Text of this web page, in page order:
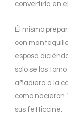
convertiría en
Él mismo
con
esposa
solo se los
añadiera a la
como nacieron
sus fetticcine.